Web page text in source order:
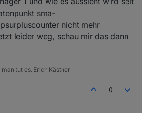
vielen Dank!
sma-
nicht mehr
leider weg, schau mir das dann
tut es. Erich Kästner
0